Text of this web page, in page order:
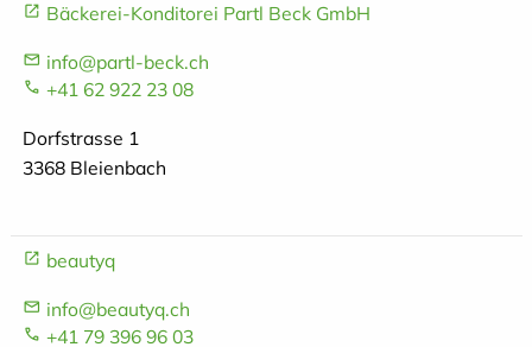
Bäckerei-Konditorei Partl Beck GmbH
info@partl-beck.ch
+41 62 922 23 08
Dorfstrasse 1
3368 Bleienbach
beautyq
info@beautyq.ch
+41 79 396 96 03